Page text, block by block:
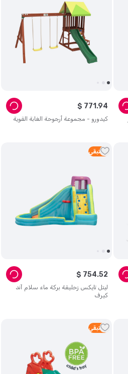
كيدورو - مجموعة أرجوحة الغابة القوية
$ 771 .94
5 متبقي
ليتل تايكس زحليقة بركة ماء سلام آند
كيرف
$ 754.52
5 متبقي